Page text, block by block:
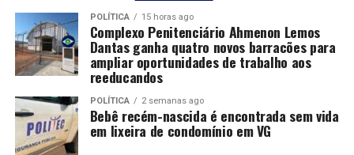
lugar a uma mentalidade avarenta e presunçosa, onde o
foco principal é o próprio prazer, relegando as questões
espirituais a segundo plano”. Este é o panorama atual,
onde a preocupação genuína com o bem-estar dos
outros muitas vezes é substituída pelo egoísmo e pela
busca incessante pela gratificação pessoal.
No entanto, devemos lembrar que a verdade não é
POLÍTICA 15 horas ago
Complexo Penitenciário Ahmenon Lemos
Dantas ganha quatro novos barracões para
ampliar oportunidades de trabalho aos
reeducandos
POLÍTICA 2 semanas ago
Bebê recém-nascida é encontrada sem vida
em lixeira de condomínio em VG